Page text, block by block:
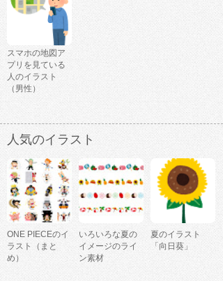
スマホの地図ア
プリを見ている
人のイラスト
（男性）
人気のイラスト
ONE PIECEのイ
ラスト（まと
め）
いろいろな夏の
イメージのライ
ン素材
夏のイラスト
「向日葵」